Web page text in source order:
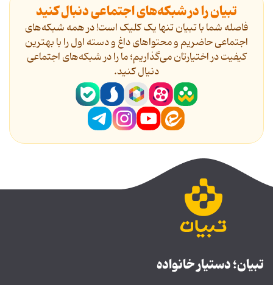
تبیان را در شبکه‌های اجتماعی دنبال کنید
فاصله شما با تبیان تنها یک کلیک است! در همه شبکه‌های
اجتماعی حاضریم و محتواهای داغ و دسته اول را با بهترین
کیفیت در اختیارتان می‌گذاریم؛ ما را در شبکه‌های اجتماعی
دنیال کنید.
تبیان؛ دستیار خانواده